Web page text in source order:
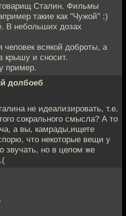
Сталин. Фильмы
такие как "Чужой" :)
В небольших дозах
человек всякой доброты, а
крышу и сносит.
пример.
долбоеб
не идеализировать, т.е.
сокрального смысла? А то
а вы, камрады,ищете
что некоторые вещи у
звучать, но в целом же